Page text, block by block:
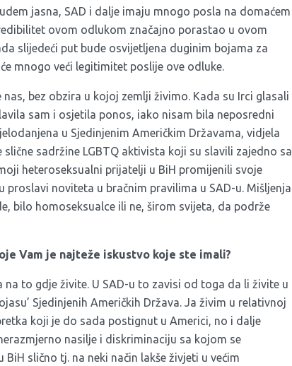
jasna, SAD i dalje imaju mnogo posla na domaćem
ovom odlukom značajno porastao u ovom
slijedeći put bude osvijetljena duginim bojama za
mnogo veći legitimitet poslije ove odluke.
bez obzira u kojoj zemlji živimo. Kada su Irci glasali
sam i osjetila ponos, iako nisam bila neposredni
u Sjedinjenim Američkim Državama, vidjela
sadržine LGBTQ aktivista koji su slavili zajedno sa
heteroseksualni prijatelji u BiH promijenili svoje
noviteta u bračnim pravilima u SAD-u. Mišljenja
bilo homoseksualce ili ne, širom svijeta, da podrže
Vam je najteže iskustvo koje ste imali?
na to gdje živite. U SAD-u to zavisi od toga da li živite u
Sjedinjenih Američkih Država. Ja živim u relativnoj
koji je do sada postignut u Americi, no i dalje
nasilje i diskriminaciju sa kojom se
slično tj. na neki način lakše živjeti u većim